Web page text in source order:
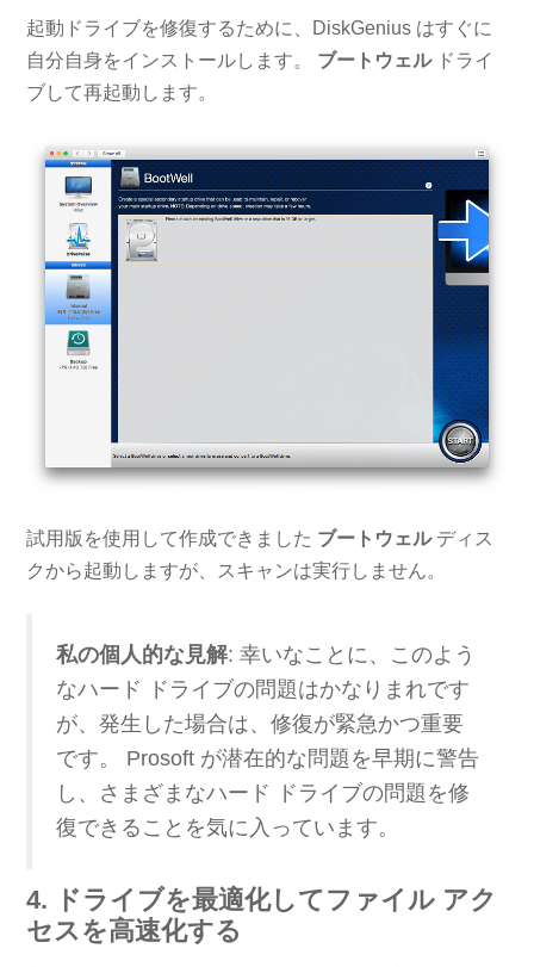
起動ドライブを修復するために、DiskGenius はすぐに
自分自身をインストールします。 ブートウェルドライ
ブして再起動します。
試用版を使用して作成できました ブートウェルディス
クから起動しますが、スキャンは実行しません。
私の個人的な見解: 幸いなことに、このよう
なハード ドライブの問題はかなりまれです
が、発生した場合は、修復が緊急かつ重要
です。 Prosoft が潜在的な問題を早期に警告
し、さまざまなハード ドライブの問題を修
復できることを気に入っています。
4. ドライブを最適化してファイル アク
セスを高速化する